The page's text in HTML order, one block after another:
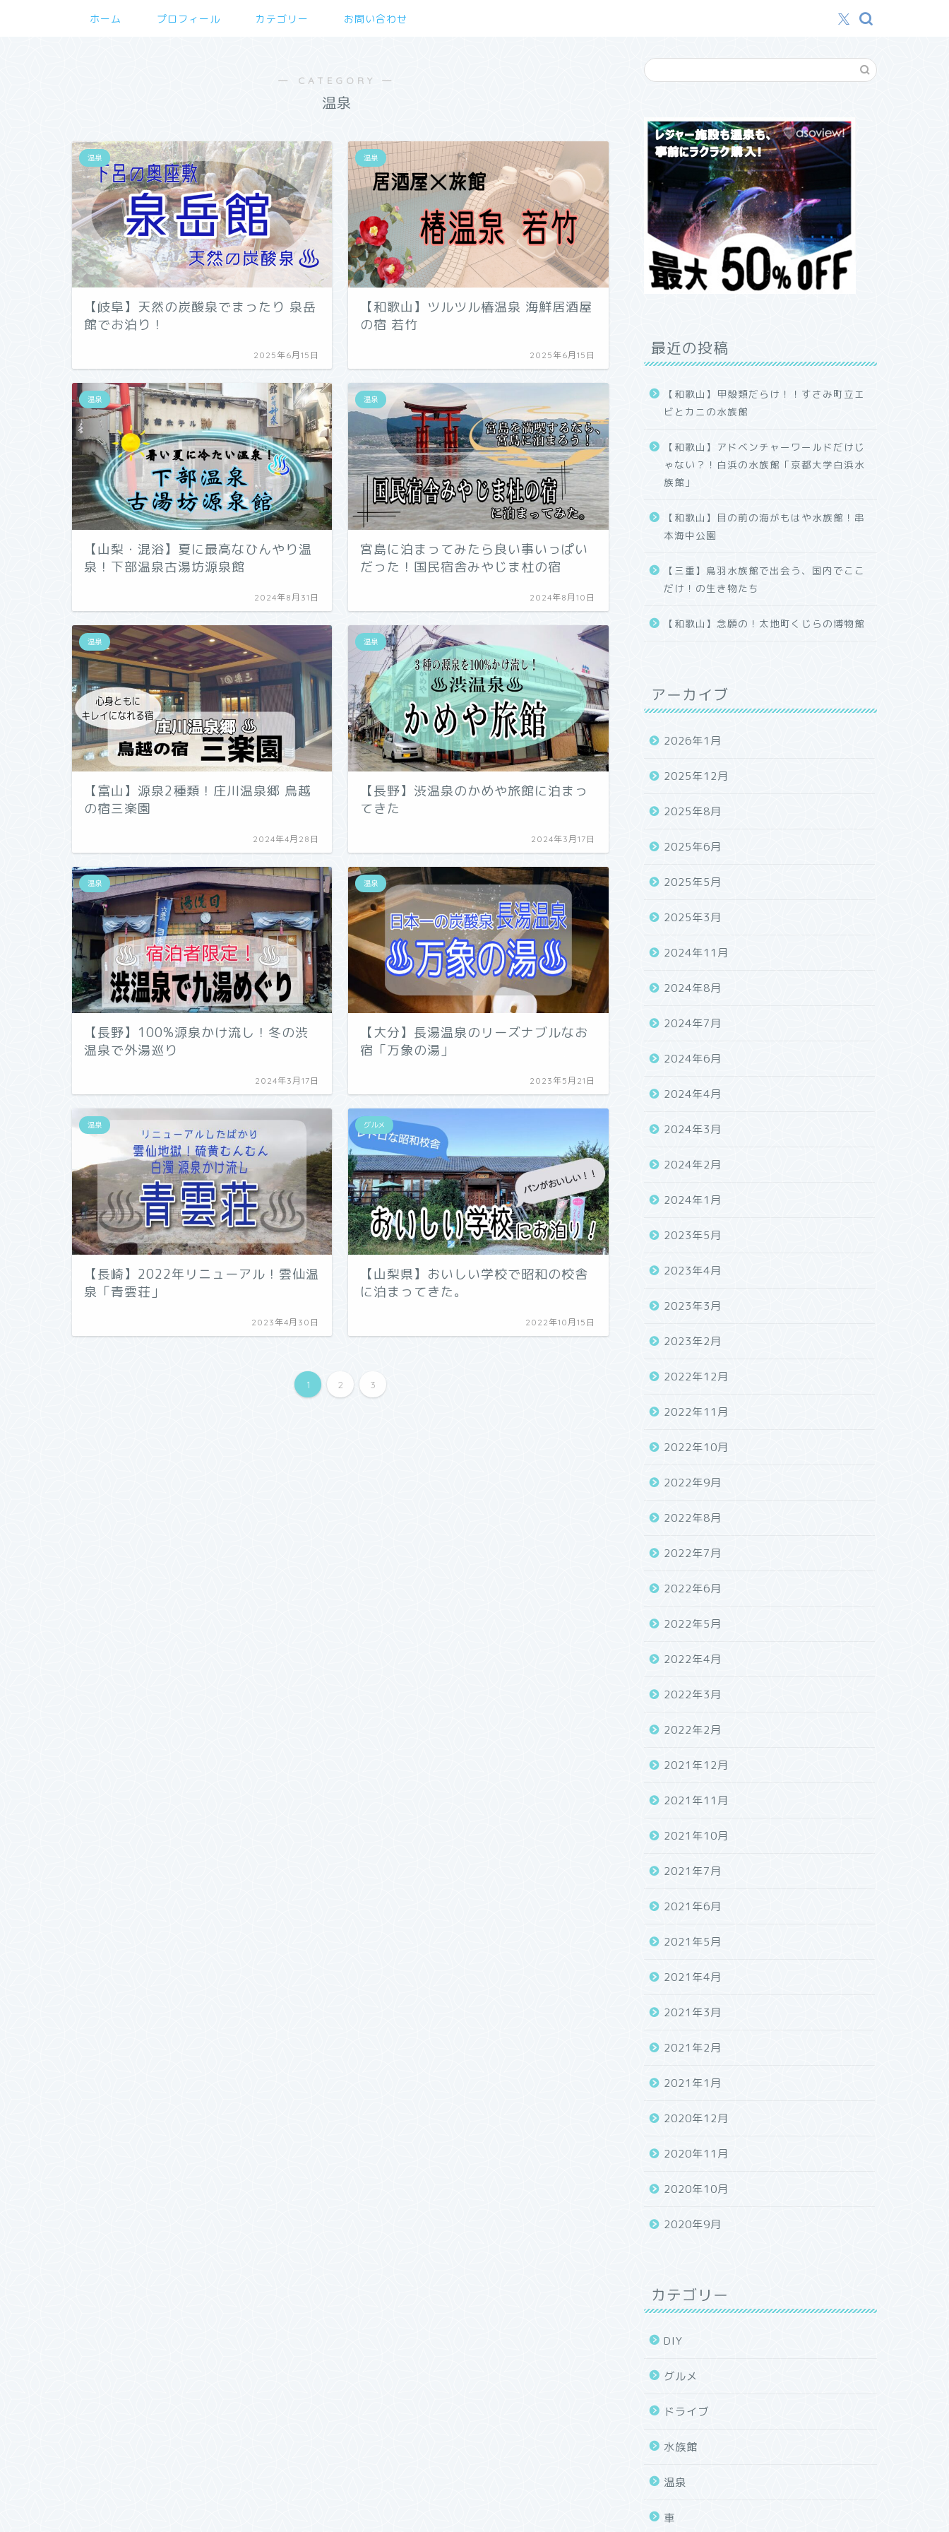
ホーム プロフィール カテゴリー お問い合わせ
― CATEGORY ―
温泉
温泉
【岐阜】天然の炭酸泉でまったり 泉岳
館でお泊り！
2025年6月15日
温泉
【和歌山】ツルツル椿温泉 海鮮居酒屋
の宿 若竹
2025年6月15日
温泉
【山梨・混浴】夏に最高なひんやり温
泉！下部温泉古湯坊源泉館
2024年8月31日
温泉
宮島に泊まってみたら良い事いっぱい
だった！国民宿舎みやじま杜の宿
2024年8月10日
温泉
【富山】源泉2種類！庄川温泉郷 鳥越
の宿三楽園
2024年4月28日
温泉
【長野】渋温泉のかめや旅館に泊まっ
てきた
2024年3月17日
温泉
【長野】100%源泉かけ流し！冬の渋
温泉で外湯巡り
2024年3月17日
温泉
【大分】長湯温泉のリーズナブルなお
宿「万象の湯」
2023年5月21日
温泉
【長崎】2022年リニューアル！雲仙温
泉「青雲荘」
2023年4月30日
グルメ
【山梨県】おいしい学校で昭和の校舎
に泊まってきた。
2022年10月15日
1 2 3
最近の投稿
【和歌山】甲殻類だらけ！！すさみ町立エ
ビとカニの水族館
【和歌山】アドベンチャーワールドだけじ
ゃない？！白浜の水族館「京都大学白浜水
族館」
【和歌山】目の前の海がもはや水族館！串
本海中公園
【三重】鳥羽水族館で出会う、国内でここ
だけ！の生き物たち
【和歌山】念願の！太地町くじらの博物館
アーカイブ
2026年1月
2025年12月
2025年8月
2025年6月
2025年5月
2025年3月
2024年11月
2024年8月
2024年7月
2024年6月
2024年4月
2024年3月
2024年2月
2024年1月
2023年5月
2023年4月
2023年3月
2023年2月
2022年12月
2022年11月
2022年10月
2022年9月
2022年8月
2022年7月
2022年6月
2022年5月
2022年4月
2022年3月
2022年2月
2021年12月
2021年11月
2021年10月
2021年7月
2021年6月
2021年5月
2021年4月
2021年3月
2021年2月
2021年1月
2020年12月
2020年11月
2020年10月
2020年9月
カテゴリー
DIY
グルメ
ドライブ
水族館
温泉
車